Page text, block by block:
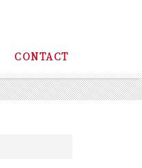
CONTACT